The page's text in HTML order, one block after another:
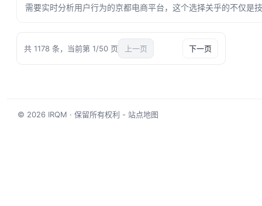
需要实时分析用户行为的京都电商平台，这个选择关乎的不仅是
共 1178 条，当前第 1/50 页 上一页 下一页
© 2026 IRQM · 保留所有权利 - 站点地图